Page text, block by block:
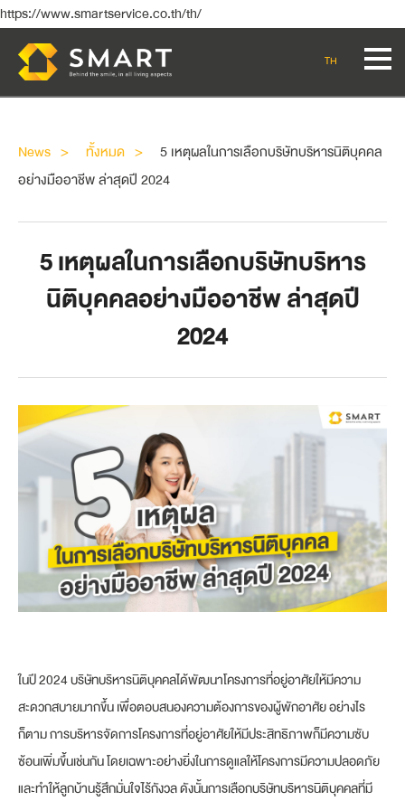
https://www.smartservice.co.th/th/
TH
News ทั้งหมด
5 เหตุผลในการเลือกบริษัทบริหารนิติบุคคล
อย่างมืออาชีพ ล่าสุดปี 2024
5 เหตุผลในการเลือกบริษัทบริหาร
นิติบุคคลอย่างมืออาชีพ ล่าสุดปี
2024
ในปี 2024 บริษัทบริหารนิติบุคคลได้พัฒนาโครงการที่อยู่อาศัยให้มีความ
สะดวกสบายมากขึ้น เพื่อตอบสนองความต้องการของผู้พักอาศัย อย่างไร
ก็ตาม การบริหารจัดการโครงการที่อยู่อาศัยให้มีประสิทธิภาพก็มีความซับ
ซ้อนเพิ่มขึ้นเช่นกัน โดยเฉพาะอย่างยิ่งในการดูแลให้โครงการมีความปลอดภัย
และทำให้ลูกบ้านรู้สึกมั่นใจไร้กังวล ดังนั้นการเลือกบริษัทบริหารนิติบุคคลที่มี